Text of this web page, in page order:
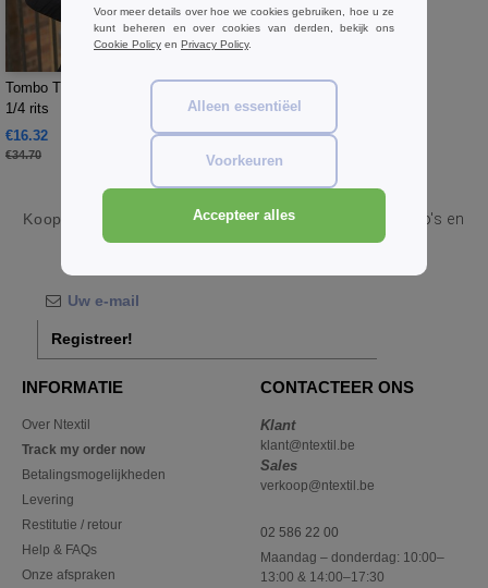
W1
Tombo TL562 - Top met lange mouw
1/4 rits
€16.32
€34.70
-53%
Koop
Groothandel en detailhandel Lange mouwen Polo's en
sporthemdenbij Ntextil Belgique
Registreer!
INFORMATIE
Over Ntextil
Track my order now
Betalingsmogelijkheden
Levering
Restitutie / retour
Help & FAQs
Onze afspraken
CONTACTEER ONS
Klant
klant@ntextil.be
Sales
verkoop@ntextil.be
02 586 22 00
Maandag – donderdag: 10:00–
13:00 & 14:00–17:30
Voor meer details over hoe we cookies gebruiken, hoe u ze
kunt beheren en over cookies van derden, bekijk ons
Cookie Policy en Privacy Policy.
Alleen essentiëel
Voorkeuren
Accepteer alles